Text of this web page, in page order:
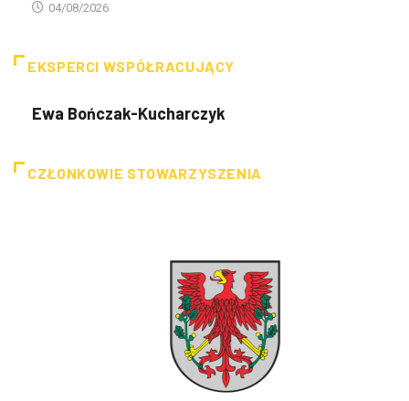
04/08/2026
EKSPERCI WSPÓŁRACUJĄCY
Ewa Bończak-Kucharczyk
CZŁONKOWIE STOWARZYSZENIA